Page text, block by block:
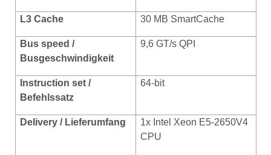
L3 Cache 30 MB SmartCache
Bus speed /
Busgeschwindigkeit
9,6 GT/s QPI
Instruction set /
Befehlssatz
64-bit
Delivery / Lieferumfang
1x Intel Xeon E5-2650V4
CPU